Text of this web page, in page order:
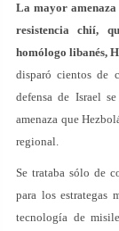
La mayor
resistencia chií,
homólogo libanés,
disparó cientos de
defensa de Israel
amenaza que
regional.
Se trataba sólo de
para los estrategas
tecnología de